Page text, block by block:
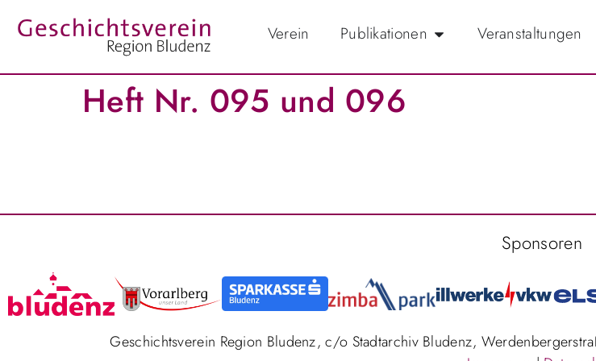
Verein Publikationen Veranstaltungen
Heft Nr. 095 und 096
Sponsoren
Geschichtsverein Region Bludenz, c/o Stadtarchiv Bludenz,